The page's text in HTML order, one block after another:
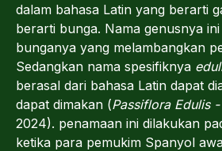
dalam bahasa Latin yang berarti
berarti bunga. Nama genusnya
bunganya yang melambangkan
Sedangkan nama spesifiknya
berasal dari bahasa Latin dapat
dapat dimakan (Passiflora Edulis
2024). penamaan ini dilakukan
ketika para pemukim Spanyol